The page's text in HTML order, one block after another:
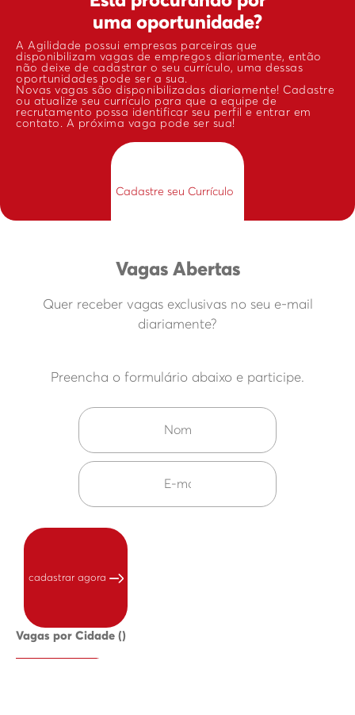
uma oportunidade?
A Agilidade possui empresas parceiras que
disponibilizam vagas de empregos diariamente, então
não deixe de cadastrar o seu currículo, uma dessas
oportunidades pode ser a sua.
Novas vagas são disponibilizadas diariamente! Cadastre
ou atualize seu currículo para que a equipe de
recrutamento possa identificar seu perfil e entrar em
contato. A próxima vaga pode ser sua!
Cadastre seu Currículo
Vagas Abertas
Quer receber vagas exclusivas no seu e-mail
diariamente?
Preencha o formulário abaixo e participe.
cadastrar agora
Vagas por Cidade ()